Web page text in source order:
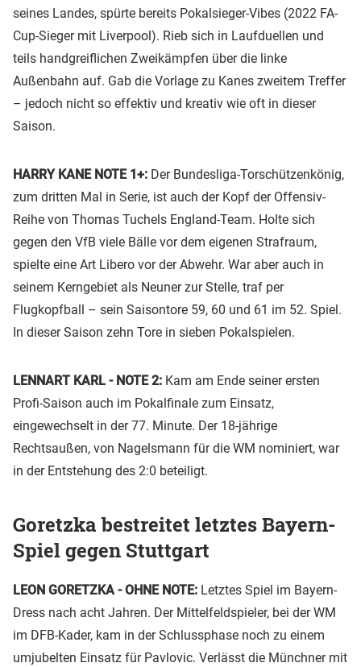
seines Landes, spürte bereits Pokalsieger-Vibes (2022 FA-
Cup-Sieger mit Liverpool). Rieb sich in Laufduellen und
teils handgreiflichen Zweikämpfen über die linke
Außenbahn auf. Gab die Vorlage zu Kanes zweitem Treffer
– jedoch nicht so effektiv und kreativ wie oft in dieser
Saison.
HARRY KANE NOTE 1+: Der Bundesliga-Torschützenkönig,
zum dritten Mal in Serie, ist auch der Kopf der Offensiv-
Reihe von Thomas Tuchels England-Team. Holte sich
gegen den VfB viele Bälle vor dem eigenen Strafraum,
spielte eine Art Libero vor der Abwehr. War aber auch in
seinem Kerngebiet als Neuner zur Stelle, traf per
Flugkopfball – sein Saisontore 59, 60 und 61 im 52. Spiel.
In dieser Saison zehn Tore in sieben Pokalspielen.
LENNART KARL - NOTE 2: Kam am Ende seiner ersten
Profi-Saison auch im Pokalfinale zum Einsatz,
eingewechselt in der 77. Minute. Der 18-jährige
Rechtsaußen, von Nagelsmann für die WM nominiert, war
in der Entstehung des 2:0 beteiligt.
Goretzka bestreitet letztes Bayern-
Spiel gegen Stuttgart
LEON GORETZKA - OHNE NOTE: Letztes Spiel im Bayern-
Dress nach acht Jahren. Der Mittelfeldspieler, bei der WM
im DFB-Kader, kam in der Schlussphase noch zu einem
umjubelten Einsatz für Pavlovic. Verlässt die Münchner mit